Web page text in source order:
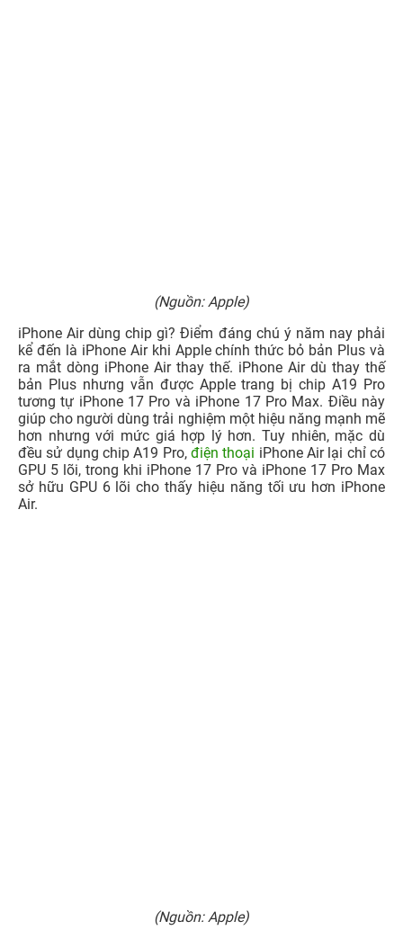
(Nguồn: Apple)
iPhone Air dùng chip gì? Điểm đáng chú ý năm nay phải
kể đến là iPhone Air khi Apple chính thức bỏ bản Plus và
ra mắt dòng iPhone Air thay thế. iPhone Air dù thay thế
bản Plus nhưng vẫn được Apple trang bị chip A19 Pro
tương tự iPhone 17 Pro và iPhone 17 Pro Max. Điều này
giúp cho người dùng trải nghiệm một hiệu năng mạnh mẽ
hơn nhưng với mức giá hợp lý hơn. Tuy nhiên, mặc dù
đều sử dụng chip A19 Pro, điện thoại iPhone Air lại chỉ có
GPU 5 lõi, trong khi iPhone 17 Pro và iPhone 17 Pro Max
sở hữu GPU 6 lõi cho thấy hiệu năng tối ưu hơn iPhone
Air.
(Nguồn: Apple)